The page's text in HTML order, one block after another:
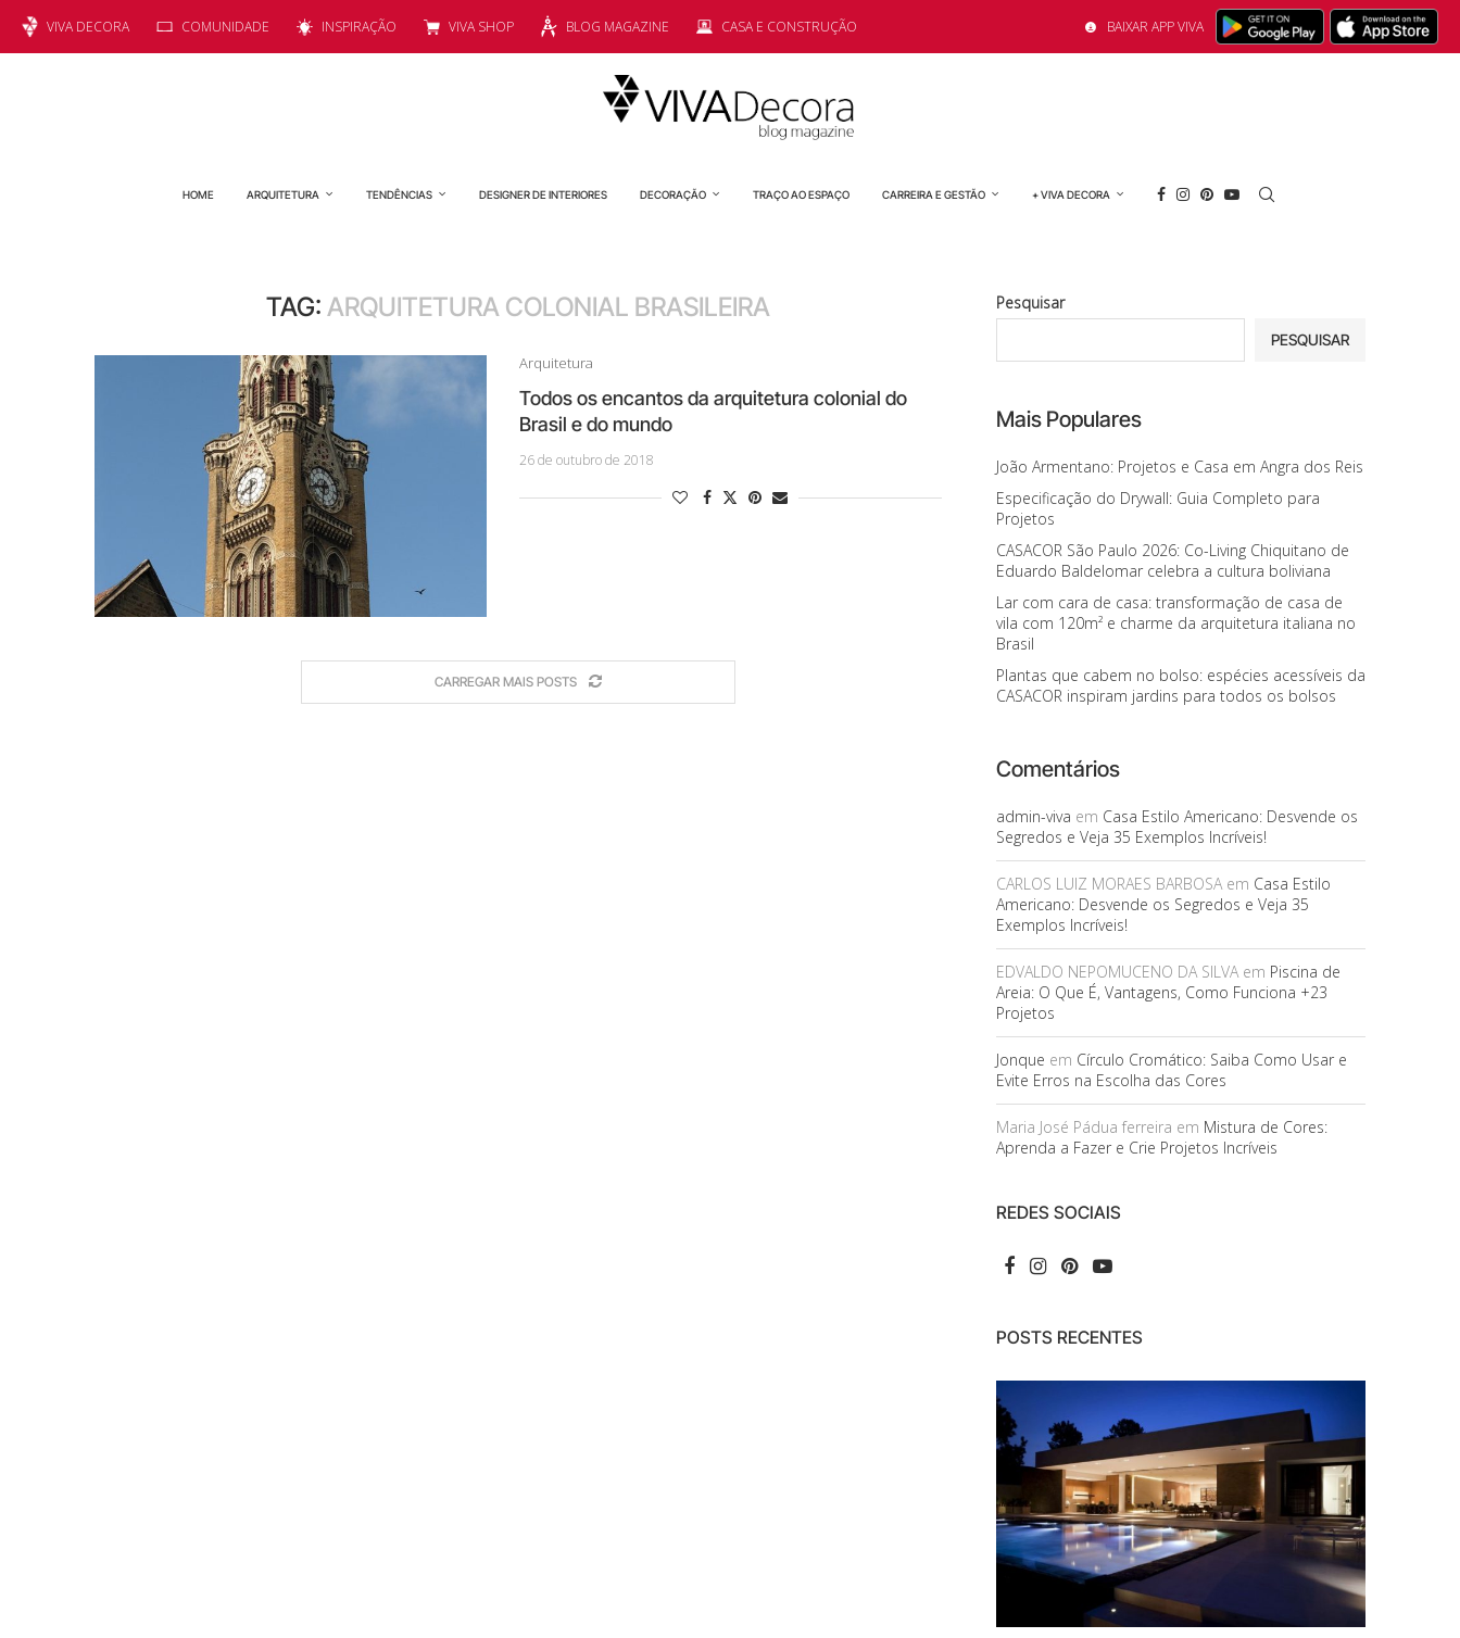
VIVA DECORA COMUNIDADE INSPIRAÇÃO VIVA SHOP BLOG MAGAZINE CASA E CONSTRUÇÃO BAIXAR APP VIVA
HOME ARQUITETURA TENDÊNCIAS DESIGNER DE INTERIORES DECORAÇÃO TRAÇO AO ESPAÇO CARREIRA E GESTÃO + VIVA DECORA
TAG: ARQUITETURA COLONIAL BRASILEIRA
Arquitetura
Todos os encantos da arquitetura colonial do
Brasil e do mundo
26 de outubro de 2018
CARREGAR MAIS POSTS
Pesquisar
PESQUISAR
Mais Populares
João Armentano: Projetos e Casa em Angra dos Reis
Especificação do Drywall: Guia Completo para
Projetos
CASACOR São Paulo 2026: Co-Living Chiquitano de
Eduardo Baldelomar celebra a cultura boliviana
Lar com cara de casa: transformação de casa de
vila com 120m² e charme da arquitetura italiana no
Brasil
Plantas que cabem no bolso: espécies acessíveis da
CASACOR inspiram jardins para todos os bolsos
Comentários
admin-viva em Casa Estilo Americano: Desvende os
Segredos e Veja 35 Exemplos Incríveis!
CARLOS LUIZ MORAES BARBOSAem Casa Estilo
Americano: Desvende os Segredos e Veja 35
Exemplos Incríveis!
EDVALDO NEPOMUCENO DA SILVAem Piscina de
Areia: O Que É, Vantagens, Como Funciona +23
Projetos
Jonque em Círculo Cromático: Saiba Como Usar e
Evite Erros na Escolha das Cores
Maria José Pádua ferreira em Mistura de Cores:
Aprenda a Fazer e Crie Projetos Incríveis
REDES SOCIAIS
POSTS RECENTES